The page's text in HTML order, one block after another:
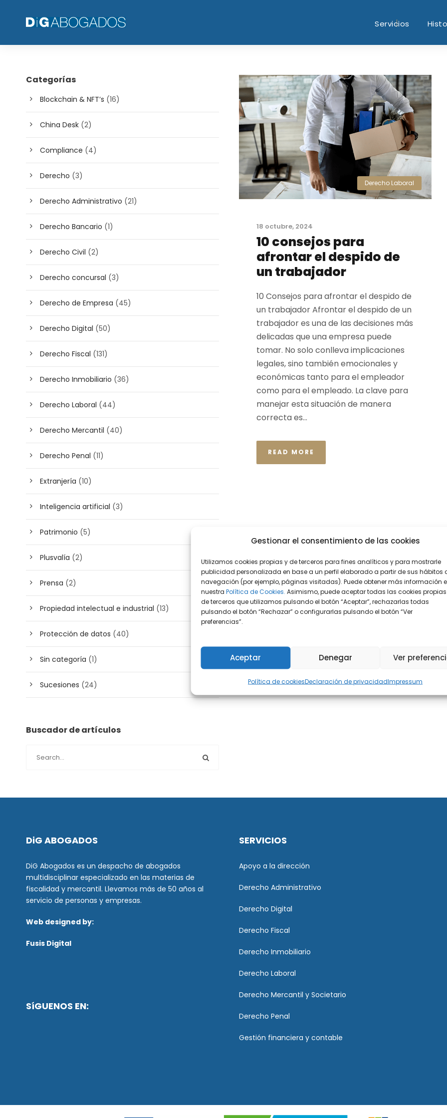
Gestionar el consentimiento de las cookies
Utilizamos cookies propias y de terceros para fines analíticos y para mostrarle
publicidad personalizada en base a un perfil elaborado a partir de sus hábitos
navegación (por ejemplo, páginas visitadas). Puede obtener más información
nuestra Política de Cookies. Asimismo, puede aceptar todas las cookies
de terceros que utilizamos pulsando el botón “Aceptar”, rechazarlas todas
pulsando el botón “Rechazar” o configurarlas pulsando el botón “Ver
preferencias”.
Aceptar Denegar Ver
Política de cookiesDeclaración de privacidadImpressum
Servicios
Derecho Laboral
18 octubre, 2024
10 consejos para
afrontar el despido de
un trabajador
10 Consejos para afrontar el despido de
un trabajador Afrontar el despido de un
trabajador es una de las decisiones más
delicadas que una empresa puede
tomar. No solo conlleva implicaciones
legales, sino también emocionales y
económicas tanto para el empleador
como para el empleado. La clave para
manejar esta situación de manera
correcta es...
READ MORE
Categorías
Blockchain & NFT’s (16)
China Desk (2)
Compliance (4)
Derecho (3)
Derecho Administrativo (21)
Derecho Bancario (1)
Derecho Civil (2)
Derecho concursal (3)
Derecho de Empresa (45)
Derecho Digital (50)
Derecho Fiscal (131)
Derecho Inmobiliario (36)
Derecho Laboral (44)
Derecho Mercantil (40)
Derecho Penal (11)
Extranjería (10)
Inteligencia artificial (3)
Patrimonio (5)
Plusvalía (2)
Prensa (2)
Propiedad intelectual e industrial (13)
Protección de datos (40)
Sin categoría (1)
Sucesiones (24)
Buscador de artículos
DiG ABOGADOS
DiG Abogados es un despacho de abogados
multidisciplinar especializado en las materias de
fiscalidad y mercantil. Llevamos más de 50 años al
servicio de personas y empresas.
Web designed by:
Fusis Digital
SíGUENOS EN:
SERVICIOS
Apoyo a la dirección
Derecho Administrativo
Derecho Digital
Derecho Fiscal
Derecho Inmobiliario
Derecho Laboral
Derecho Mercantil y Societario
Derecho Penal
Gestión financiera y contable